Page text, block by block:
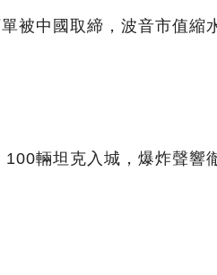
被中國取締，波音市值縮
輛坦克入城，爆炸聲響